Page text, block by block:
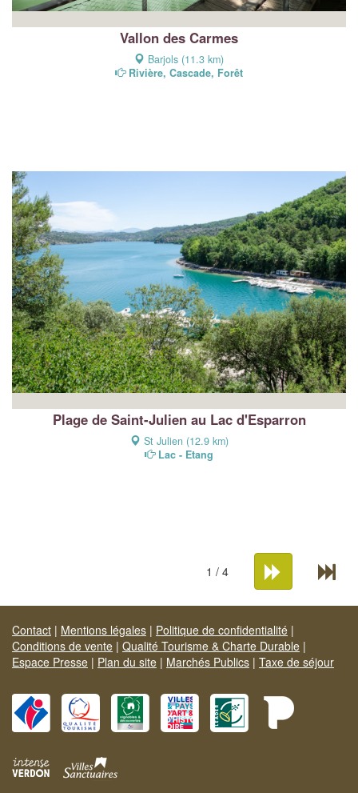
Vallon des Carmes
Barjols (11.3 km)
Rivière, Cascade, Forêt
Plage de Saint-Julien au Lac d'Esparron
St Julien (12.9 km)
Lac - Etang
1 / 4
Contact | Mentions légales | Politique de confidentialité |
Conditions de vente | Qualité Tourisme & Charte Durable |
Espace Presse | Plan du site | Marchés Publics | Taxe de séjour